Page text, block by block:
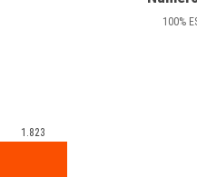
100%
1.823